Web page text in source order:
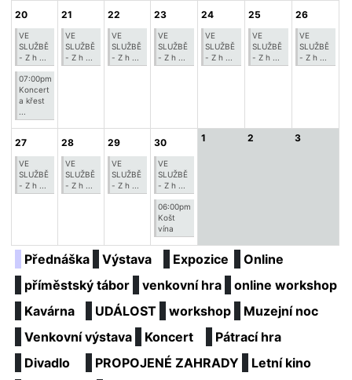
20
VE
SLUŽBĚ
- Z h ...
07:00pm
Koncert
a křest
21
VE
SLUŽBĚ
- Z h ...
22
VE
SLUŽBĚ
- Z h ...
23
VE
SLUŽBĚ
- Z h ...
24
VE
SLUŽBĚ
- Z h ...
25
VE
SLUŽBĚ
- Z h ...
26
VE
SLUŽBĚ
- Z h ...
27
VE
SLUŽBĚ
- Z h ...
28
VE
SLUŽBĚ
- Z h ...
29
VE
SLUŽBĚ
- Z h ...
30
VE
SLUŽBĚ
- Z h ...
06:00pm
Košt
vína
1 2 3
Přednáška Výstava Expozice
Online
příměstský tábor
venkovní hra
online workshop
Kavárna
UDÁLOST workshop
Muzejní noc
Venkovní výstava
Koncert
Pátrací hra
Divadlo
PROPOJENÉ ZAHRADY
Letní kino